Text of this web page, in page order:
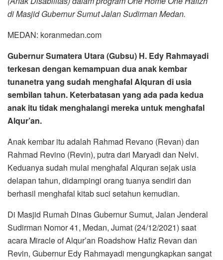
di Masjid Gubernur Sumut Jalan Sudirman Medan.
MEDAN: koranmedan.com
Gubernur Sumatera Utara (Gubsu) H. Edy Rahmayadi
terkesan dengan kemampuan dua anak kembar
tunanetra yang sudah menghafal Alquran di usia
sembilan tahun. Keterbatasan yang ada pada kedua
anak itu tidak menghalangi mereka untuk menghafal
Alqur’an.
Anak kembar itu adalah Rahmad Revano (Revan) dan
Rahmad Revino (Revin), putra dari Maryadi dan Nelvi.
Keduanya sudah mulai menghafal Alquran sejak usia
delapan tahun, didampingi orang tuanya sendiri dan
berhasil menghafal kitab suci setahun kemudian.
Di Masjid Rumah Dinas Gubernur Sumut, Jalan Jenderal
Sudirman Nomor 41, Medan, Jumat (24/12/2021) saat
acara Miracle of Alqur’an Roadshow Hafiz Revan dan
Revin, Gubernur Edy Rahmayadi mengungkapkan sangat